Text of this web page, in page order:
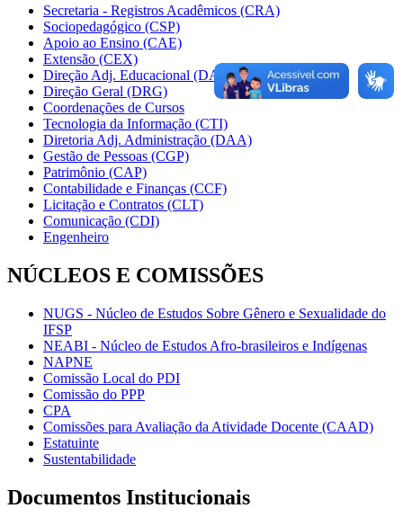
Secretaria - Registros Acadêmicos (CRA)
Sociopedagógico (CSP)
Apoio ao Ensino (CAE)
Extensão (CEX)
Direção Adj. Educacional (DAE)
Direção Geral (DRG)
Coordenações de Cursos
Tecnologia da Informação (CTI)
Diretoria Adj. Administração (DAA)
Gestão de Pessoas (CGP)
Patrimônio (CAP)
Contabilidade e Finanças (CCF)
Licitação e Contratos (CLT)
Comunicação (CDI)
Engenheiro
NÚCLEOS E COMISSÕES
NUGS - Núcleo de Estudos Sobre Gênero e Sexualidade do
IFSP
NEABI - Núcleo de Estudos Afro-brasileiros e Indígenas
NAPNE
Comissão Local do PDI
Comissão do PPP
CPA
Comissões para Avaliação da Atividade Docente (CAAD)
Estatuinte
Sustentabilidade
Documentos Institucionais